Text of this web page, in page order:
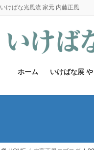
いけばな光風流 家元 内藤正風
ホーム いけばな展